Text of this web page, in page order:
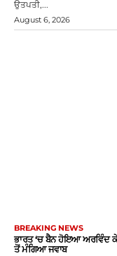
ਉਤਪਤੀ,...
August 6, 2026
BREAKING NEWS
ਭਾਰਤ ‘ਚ ਬੈਨ ਹੋਇਆ ਅਰਵਿੰਦ
ਤੋਂ ਮੰਗਿਆ ਜਵਾਬ